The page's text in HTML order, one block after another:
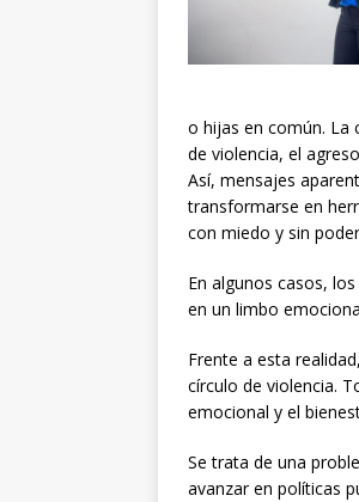
o hijas en común. La
de violencia, el
Así, mensajes
transformarse en
con miedo y sin
En algunos casos,
en un limbo
Frente a esta
círculo de violencia.
emocional y el
Se trata de una
avanzar en políticas